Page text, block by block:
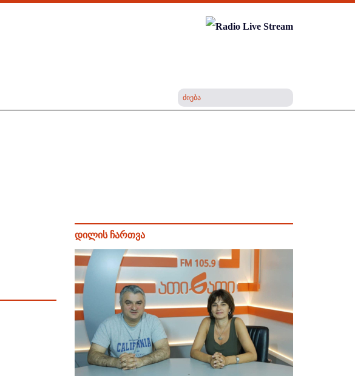
დილის ჩართვა